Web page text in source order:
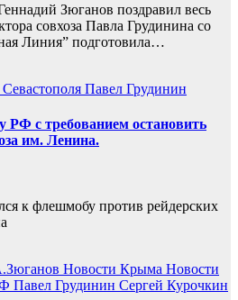
Зюганов поздравил весь
совхоза Павла Грудинина со
Линия” подготовила…
Павел Грудинин
РФ с требованием остановить
им. Ленина.
к флешмобу против рейдерских
Новости Крыма Новости
Павел Грудинин Сергей Курочкин